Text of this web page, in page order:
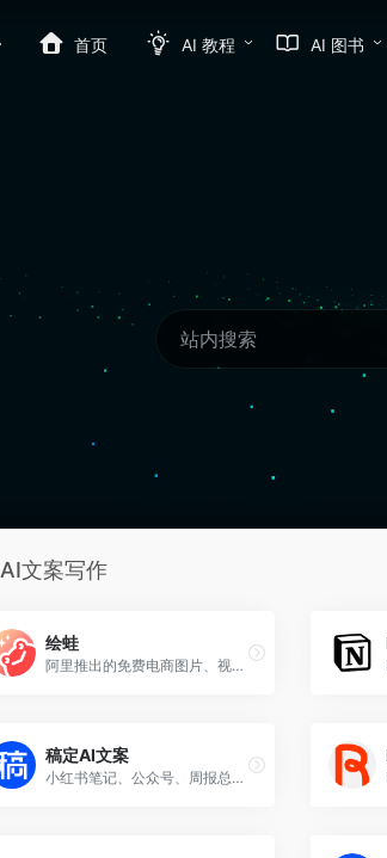
首页 AI 教程 AI 图书
AI文案写作
绘蛙
阿里推出的免费电商图片、视频创作平台，支持高清商品图生成与营销视频制作。
稿定AI文案
小红书笔记、公众号、周报总结、视频脚本等智能文案生成平台